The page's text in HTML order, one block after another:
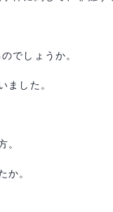
でしょうか。
ました。
。
か。